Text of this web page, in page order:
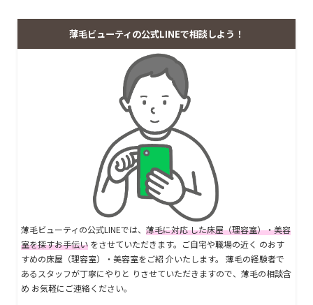
薄毛ビューティの公式LINEで相談しよう！
薄毛ビューティの公式LINEでは、 薄毛に対応 した床屋（理容室）・美容
室を探すお手伝い をさせていただきます。ご自宅や職場の近く のおす
すめの床屋（理容室）・美容室をご紹 介いたします。 薄毛の経験者で
あるスタッフが丁寧にやりと りさせていただきますので、薄毛の相談含
め お気軽にご連絡ください。